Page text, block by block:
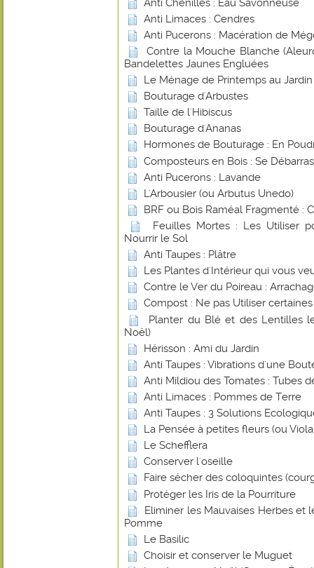
Anti Limaces : Cendres
Anti Pucerons : Macération de
Contre la Mouche Blanche
Bandelettes Jaunes Engluées
Le Ménage de Printemps au Jardin
Bouturage d'Arbustes
Taille de l'Hibiscus
Bouturage d'Ananas
Hormones de Bouturage : En
Composteurs en Bois : Se
Anti Pucerons : Lavande
L'Arbousier (ou Arbutus Unedo)
BRF ou Bois Raméal Fragmenté :
Feuilles Mortes : Les Utiliser
Nourrir le Sol
Anti Taupes : Plâtre
Les Plantes d'Intérieur qui vous
Contre le Ver du Poireau :
Compost : Ne pas Utiliser
Planter du Blé et des Lentilles
Noël)
Hérisson : Ami du Jardin
Anti Taupes : Vibrations d'une
Anti Mildiou des Tomates : Tubes
Anti Limaces : Pommes de Terre
Anti Taupes : 3 Solutions
La Pensée à petites fleurs (ou
Le Schefflera
Conserver l'oseille
Faire sécher des coloquintes
Protéger les Iris de la Pourriture
Eliminer les Mauvaises Herbes et
Pomme
Le Basilic
Choisir et conserver le Muguet